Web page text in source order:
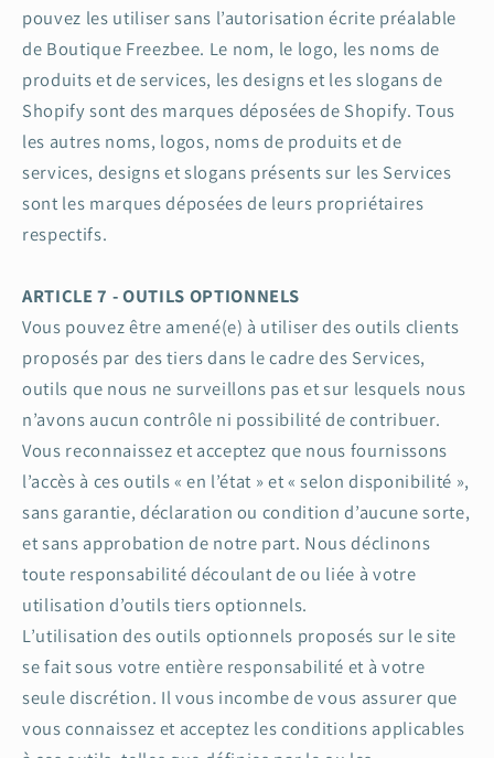
pouvez les utiliser sans l’autorisation écrite préalable
de Boutique Freezbee. Le nom, le logo, les noms de
produits et de services, les designs et les slogans de
Shopify sont des marques déposées de Shopify. Tous
les autres noms, logos, noms de produits et de
services, designs et slogans présents sur les Services
sont les marques déposées de leurs propriétaires
respectifs.
ARTICLE 7 - OUTILS OPTIONNELS
Vous pouvez être amené(e) à utiliser des outils clients
proposés par des tiers dans le cadre des Services,
outils que nous ne surveillons pas et sur lesquels nous
n’avons aucun contrôle ni possibilité de contribuer.
Vous reconnaissez et acceptez que nous fournissons
l’accès à ces outils « en l’état » et « selon disponibilité »,
sans garantie, déclaration ou condition d’aucune sorte,
et sans approbation de notre part. Nous déclinons
toute responsabilité découlant de ou liée à votre
utilisation d’outils tiers optionnels.
L’utilisation des outils optionnels proposés sur le site
se fait sous votre entière responsabilité et à votre
seule discrétion. Il vous incombe de vous assurer que
vous connaissez et acceptez les conditions applicables